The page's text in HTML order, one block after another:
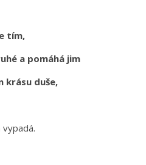
tím,
a pomáhá jim
krásu duše,
vypadá.